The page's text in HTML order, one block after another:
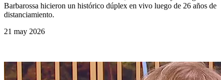
Barbarossa hicieron un histórico dúplex en vivo luego de 26 años de
distanciamiento.
21 may 2026